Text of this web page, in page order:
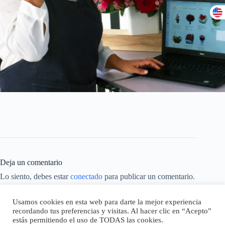
Deja un comentario
Lo siento, debes estarconectado para publicar un comentario.
Este sitio usa Akismet para reducir el spam.Aprende cómo se
procesan los datos de tus comentarios.
Usamos cookies en esta web para darte la mejor experiencia
recordando tus preferencias y visitas. Al hacer clic en “Acepto”
estás permitiendo el uso de TODAS las cookies.